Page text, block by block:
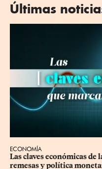
Últimas
ECONOMÍA
Las claves económicas de
remesas y política